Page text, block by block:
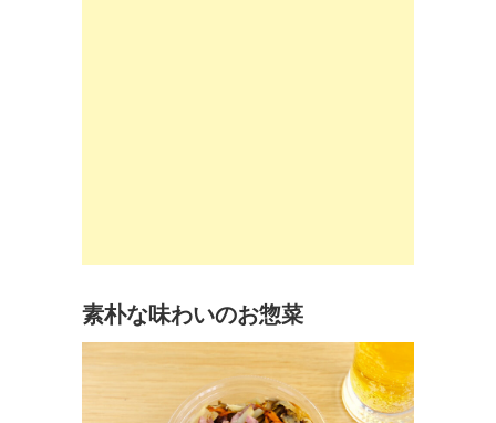
素朴な味わいのお惣菜